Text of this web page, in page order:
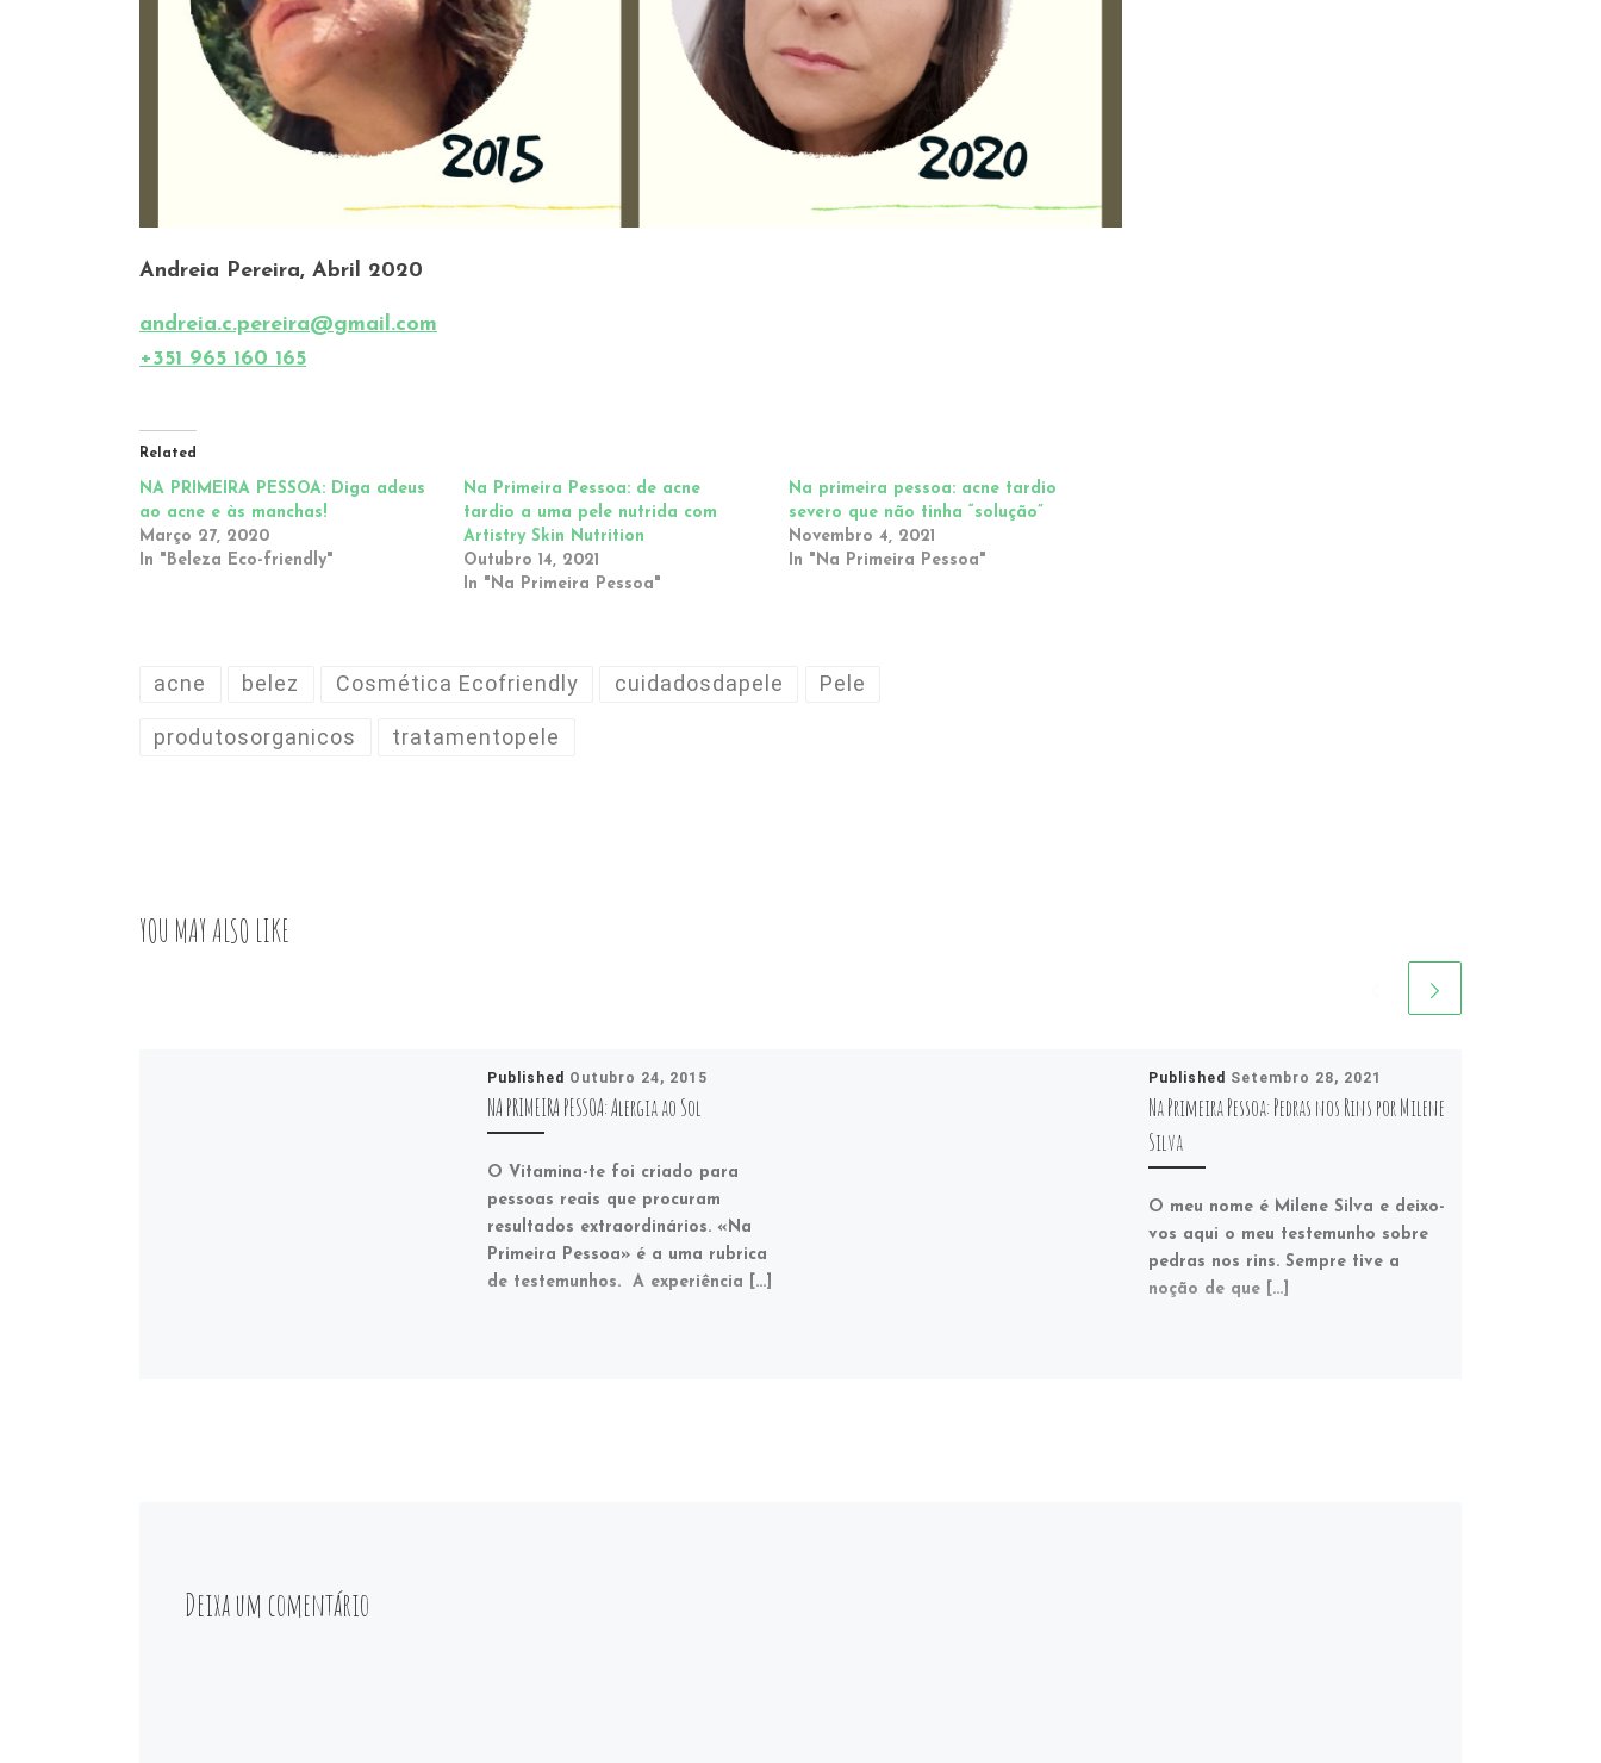
Andreia Pereira, Abril 2020
andreia.c.pereira@gmail.com
+351 965 160 165
Related
NA PRIMEIRA PESSOA: Diga adeus
ao acne e às manchas!
Março 27, 2020
In "Beleza Eco-friendly"
Na Primeira Pessoa: de acne
tardio a uma pele nutrida com
Artistry Skin Nutrition
Outubro 14, 2021
In "Na Primeira Pessoa"
Na primeira pessoa: acne tardio
severo que não tinha “solução”
Novembro 4, 2021
In "Na Primeira Pessoa"
acne belez Cosmética Ecofriendly cuidadosdapele Pele
produtosorganicos tratamentopele
YOU MAY ALSO LIKE
Published Outubro 24, 2015
NA PRIMEIRA PESSOA: Alergia ao Sol
O Vitamina-te foi criado para
pessoas reais que procuram
resultados extraordinários. «Na
Primeira Pessoa» é a uma rubrica
de testemunhos. A experiência […]
Published Setembro 28, 2021
Na Primeira Pessoa: Pedras nos Rins por Milene
Silva
O meu nome é Milene Silva e deixo-
vos aqui o meu testemunho sobre
pedras nos rins. Sempre tive a
noção de que […]
Deixa um comentário